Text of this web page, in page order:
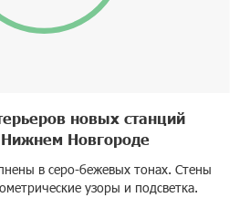
новых станций
Новгороде
в серо-бежевых тонах. Стены
узоры и подсветка.